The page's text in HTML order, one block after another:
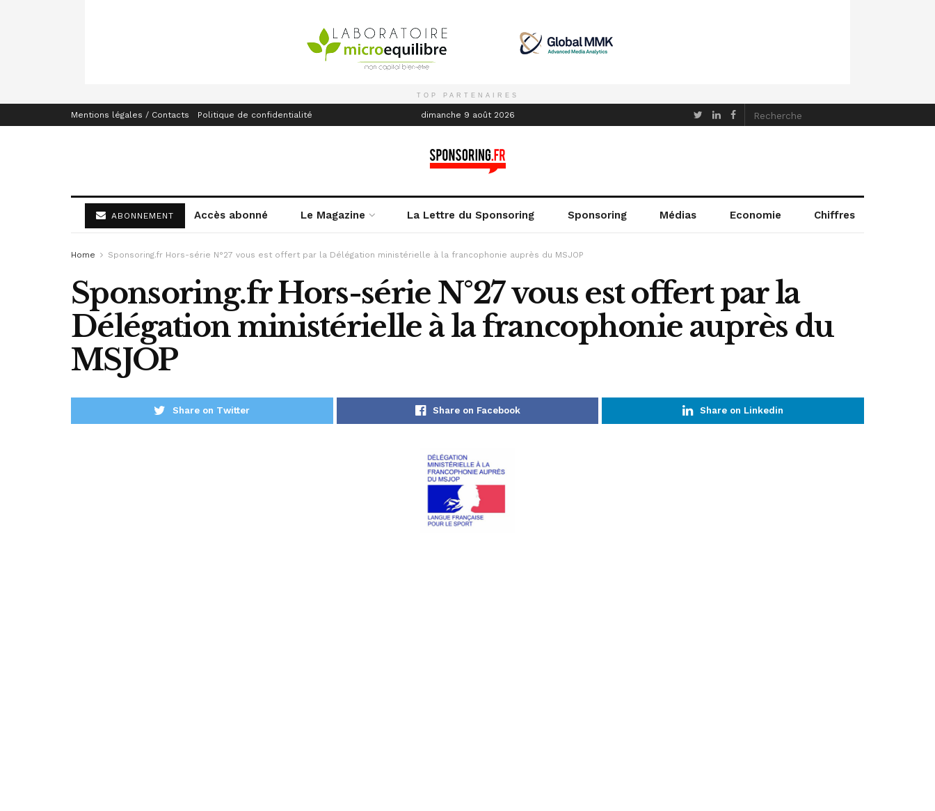
TOP PARTENAIRES
Mentions légales / Contacts Politique de confidentialité dimanche 9 août 2026
ABONNEMENT Accès abonné Le Magazine La Lettre du Sponsoring Sponsoring Médias Economie Chiffres
Home Sponsoring.fr Hors-série N°27 vous est offert par la Délégation ministérielle à la francophonie auprès du MSJOP
Sponsoring.fr Hors-série N°27 vous est offert par la
Délégation ministérielle à la francophonie auprès du
MSJOP
Share on Twitter Share on Facebook Share on Linkedin